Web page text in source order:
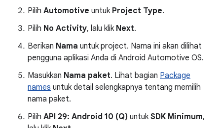
Pilih Automotive untuk Project Type.
Pilih No Activity, lalu klik Next.
Berikan Nama untuk project. Nama ini akan dilihat
pengguna aplikasi Anda di Android Automotive OS.
Masukkan Nama paket. Lihat bagian Package
names untuk detail selengkapnya tentang memilih
nama paket.
Pilih API 29: Android 10 (Q) untuk SDK Minimum,